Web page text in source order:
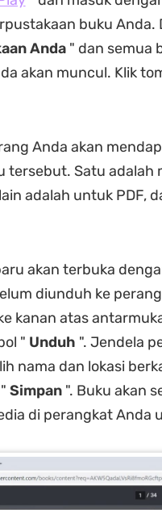
buku Anda.
Anda" dan semua
akan muncul. Klik
Anda akan
tersebut. Satu adalah
adalah untuk PDF,
akan terbuka
diunduh ke
kanan atas
" Unduh ". Jendela
nama dan lokasi
Simpan". Buku akan
di perangkat Anda